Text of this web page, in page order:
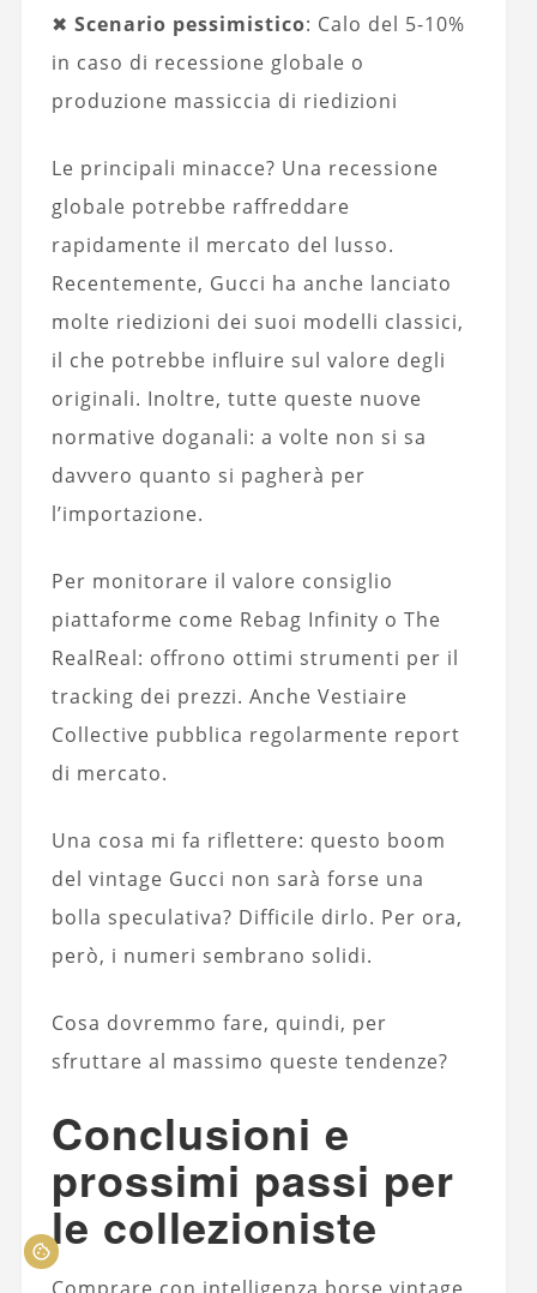
✖ Scenario pessimistico: Calo del 5-10%
in caso di recessione globale o
produzione massiccia di riedizioni
Le principali minacce? Una recessione
globale potrebbe raffreddare
rapidamente il mercato del lusso.
Recentemente, Gucci ha anche lanciato
molte riedizioni dei suoi modelli classici,
il che potrebbe influire sul valore degli
originali. Inoltre, tutte queste nuove
normative doganali: a volte non si sa
davvero quanto si pagherà per
l’importazione.
Per monitorare il valore consiglio
piattaforme come Rebag Infinity o The
RealReal: offrono ottimi strumenti per il
tracking dei prezzi. Anche Vestiaire
Collective pubblica regolarmente report
di mercato.
Una cosa mi fa riflettere: questo boom
del vintage Gucci non sarà forse una
bolla speculativa? Difficile dirlo. Per ora,
però, i numeri sembrano solidi.
Cosa dovremmo fare, quindi, per
sfruttare al massimo queste tendenze?
Conclusioni e
prossimi passi per
le collezioniste